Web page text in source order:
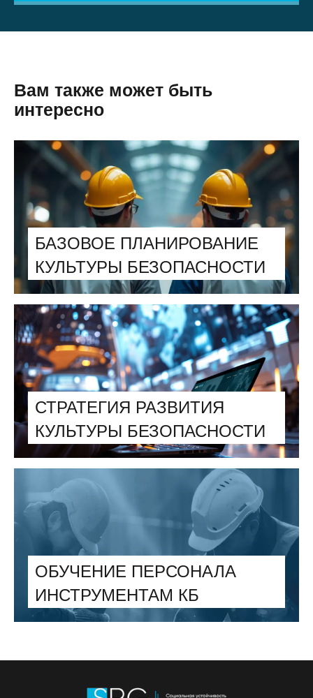
Вам также может быть
интересно
БАЗОВОЕ ПЛАНИРОВАНИЕ
КУЛЬТУРЫ БЕЗОПАСНОСТИ
СТРАТЕГИЯ РАЗВИТИЯ
КУЛЬТУРЫ БЕЗОПАСНОСТИ
ОБУЧЕНИЕ ПЕРСОНАЛА
ИНСТРУМЕНТАМ КБ